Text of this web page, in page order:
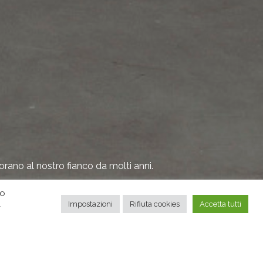
al nostro fianco da molti anni.
Impostazioni Rifiuta cookies Accetta tutti